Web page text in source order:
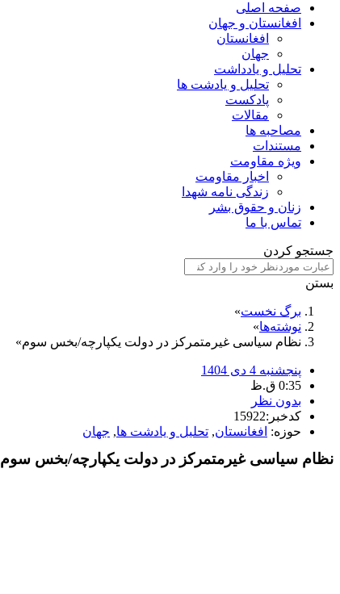
صفحه اصلی
افغانستان و جهان
افغانستان
جهان
تحلیل و یادداشت
تحلیل و یادشت ها
پادکست
مقالات
مصاحبه ها
مستندات
ویژه مقاومت
اخبار مقاومت
زندگی نامه شهدا
زنان و حقوق بشر
تماس با ما
جستجو کردن
بستن
برگ نخست
نوشته‌ها
نظام سیاسی غیرمتمرکز در دولت یکپارچه/بخس سوم
پنجشنبه 4 دی 1404
0:35 ق.ظ
بدون نظر
کدخبر:15922
حوزه: افغانستان, تحلیل و یادشت ها, جهان
نظام سیاسی غیرمتمرکز در دولت یکپارچه/بخس سوم